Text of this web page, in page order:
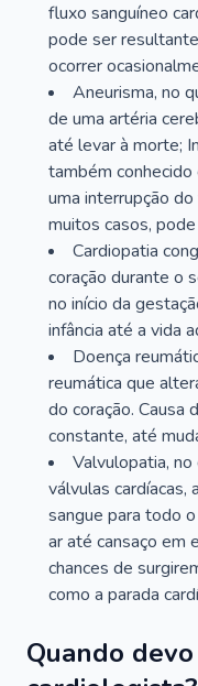
fluxo sanguíneo
pode ser
ocorrer
Aneurisma, no
de uma artéria
até levar à morte;
também conhecido
uma interrupção
muitos casos,
Cardiopatia
coração durante o
no início da
infância até a vida
Doença
reumática que
do coração. Causa
constante, até
Valvulopatia,
válvulas
sangue para todo
ar até cansaço em
chances de
como a parada
Quando